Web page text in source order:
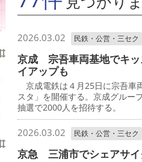
2026.03.02 民鉄・公営・三セク
京成 宗吾車両基地でキ
イアップも
京成電鉄は４月25日に宗吾車
スタ」を開催する。京成グルー
抽選で2000人を招待する。
2026.03.02 民鉄・公営・三セク
京急 三浦市でシェアサイ